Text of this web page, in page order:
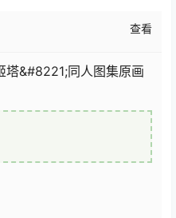
查看
塔&#8221;同人图集原画